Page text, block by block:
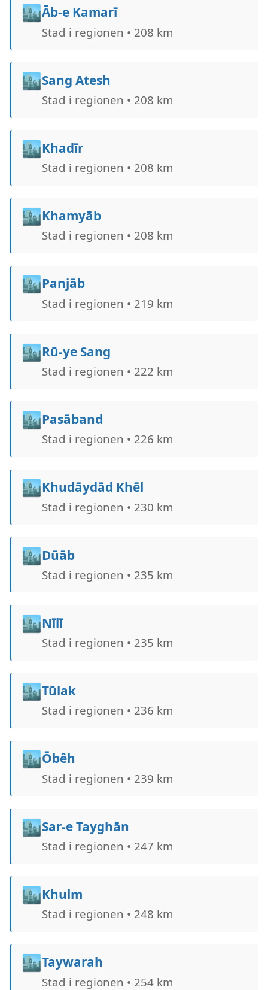
🏙️Āb-e Kamarī
Stad i regionen • 208 km
🏙️Sang Atesh
Stad i regionen • 208 km
🏙️Khadīr
Stad i regionen • 208 km
🏙️Khamyāb
Stad i regionen • 208 km
🏙️Panjāb
Stad i regionen • 219 km
🏙️Rū-ye Sang
Stad i regionen • 222 km
🏙️Pasāband
Stad i regionen • 226 km
🏙️Khudāydād Khēl
Stad i regionen • 230 km
🏙️Dūāb
Stad i regionen • 235 km
🏙️Nīlī
Stad i regionen • 235 km
🏙️Tūlak
Stad i regionen • 236 km
🏙️Ōbêh
Stad i regionen • 239 km
🏙️Sar-e Tayghān
Stad i regionen • 247 km
🏙️Khulm
Stad i regionen • 248 km
🏙️Taywarah
Stad i regionen • 254 km